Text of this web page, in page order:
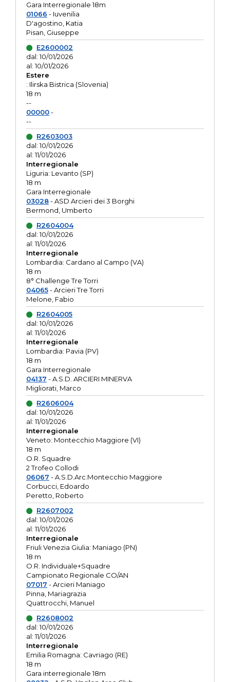
Gara Interregionale 18m
01066 - Iuvenilia
D'agostino, Katia
Pisan, Giuseppe
E2600002
dal: 10/01/2026
al: 10/01/2026
Estere
: Ilirska Bistrica (Slovenia)
18 m
--
00000-
--
R2603003
dal: 10/01/2026
al: 11/01/2026
Interregionale
Liguria: Levanto (SP)
18 m
Gara Interregionale
03028- ASD Arcieri dei 3 Borghi
Bermond, Umberto
R2604004
dal: 10/01/2026
al: 11/01/2026
Interregionale
Lombardia: Cardano al Campo (VA)
18 m
8° Challenge Tre Torri
04065- Arcieri Tre Torri
Melone, Fabio
R2604005
dal: 10/01/2026
al: 11/01/2026
Interregionale
Lombardia: Pavia (PV)
18 m
Gara Interregionale
04137 - A.S.D. ARCIERI MINERVA
Migliorati, Marco
R2606004
dal: 10/01/2026
al: 11/01/2026
Interregionale
Veneto: Montecchio Maggiore (VI)
18 m
O.R. Squadre
2 Trofeo Collodi
06067 - A.S.D.Arc.Montecchio Maggiore
Corbucci, Edoardo
Peretto, Roberto
R2607002
dal: 10/01/2026
al: 11/01/2026
Interregionale
Friuli Venezia Giulia: Maniago (PN)
18 m
O.R. Individuale+Squadre
Campionato Regionale CO/AN
07017 - Arcieri Maniago
Pinna, Mariagrazia
Quattrocchi, Manuel
R2608002
dal: 10/01/2026
al: 11/01/2026
Interregionale
Emilia Romagna: Cavriago (RE)
18 m
Gara interregionale 18m